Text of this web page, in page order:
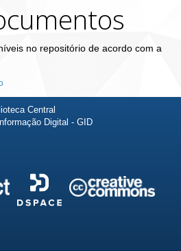
no repositório de acordo com a
Central
Digital - GID